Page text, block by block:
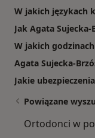
W jakich językach
Jak Agata
W jakich
Agata Sujecka-
Jakie
Powiązane
Ortodonci w